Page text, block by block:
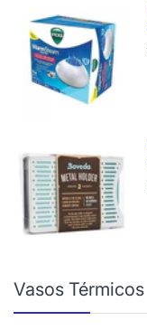
Vasos Térmicos